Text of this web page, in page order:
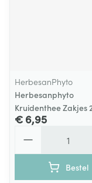
HerbesanPhyto
Herbesanphyto
Kruidenthee Zakjes
€ 6,95
Bestel